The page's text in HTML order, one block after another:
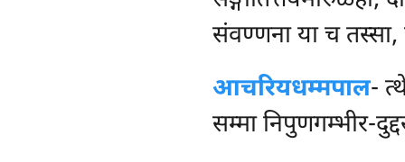
संवण्णना या च
आचरियधम्मपाल-
सम्मा निपुणगम्भीर-